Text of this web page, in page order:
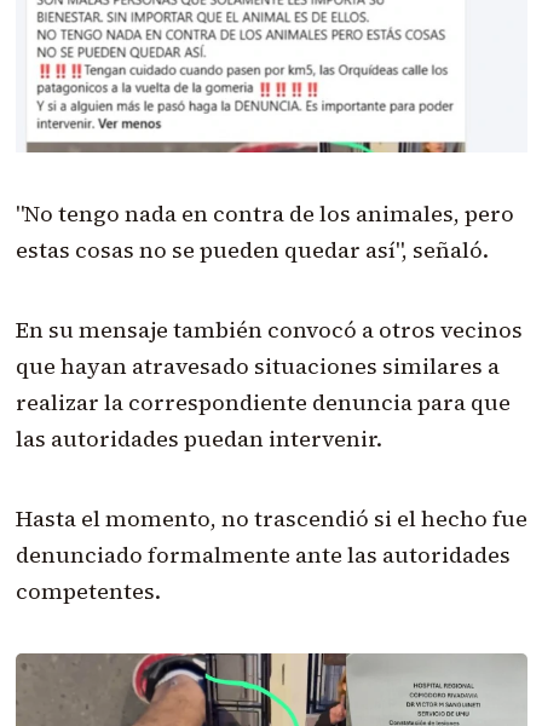
"No tengo nada en contra de los animales, pero
estas cosas no se pueden quedar así", señaló.
En su mensaje también convocó a otros vecinos
que hayan atravesado situaciones similares a
realizar la correspondiente denuncia para que
las autoridades puedan intervenir.
Hasta el momento, no trascendió si el hecho fue
denunciado formalmente ante las autoridades
competentes.